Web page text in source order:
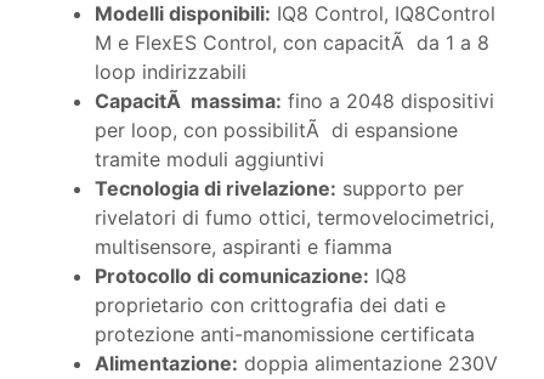
Modelli disponibili: IQ8 Control, IQ8Control
M e FlexES Control, con capacitÃ da 1 a 8
loop indirizzabili
CapacitÃ massima: fino a 2048 dispositivi
per loop, con possibilitÃ di espansione
tramite moduli aggiuntivi
Tecnologia di rivelazione: supporto per
rivelatori di fumo ottici, termovelocimetrici,
multisensore, aspiranti e fiamma
Protocollo di comunicazione: IQ8
proprietario con crittografia dei dati e
protezione anti-manomissione certificata
Alimentazione: doppia alimentazione 230V